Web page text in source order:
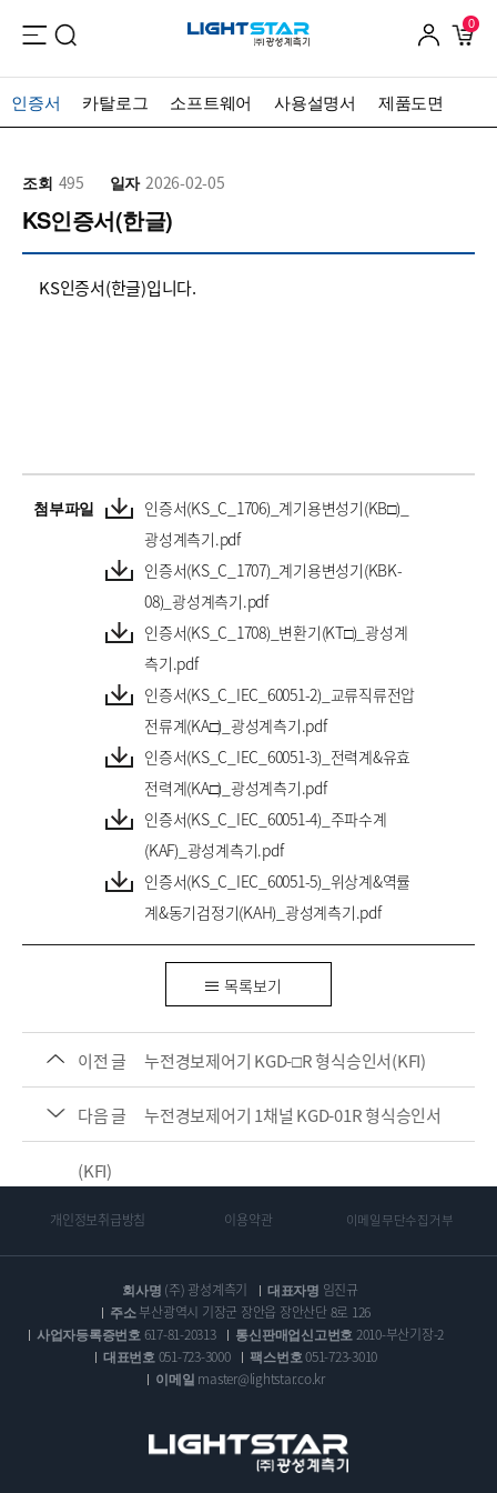
0
인증서 카탈로그 소프트웨어 사용설명서 제품도면
조회 495 일자 2026-02-05
KS인증서(한글)
KS인증서(한글)입니다.
첨부파일
인증서(KS_C_1706)_계기용변성기(KB□)_
광성계측기.pdf
인증서(KS_C_1707)_계기용변성기(KBK-
08)_광성계측기.pdf
인증서(KS_C_1708)_변환기(KT□)_광성계
측기.pdf
인증서(KS_C_IEC_60051-2)_교류직류전압
전류계(KA□)_광성계측기.pdf
인증서(KS_C_IEC_60051-3)_전력계&유효
전력계(KA□)_광성계측기.pdf
인증서(KS_C_IEC_60051-4)_주파수계
(KAF)_광성계측기.pdf
인증서(KS_C_IEC_60051-5)_위상계&역률
계&동기검정기(KAH)_광성계측기.pdf
목록보기
이전 글 누전경보제어기 KGD-□R 형식승인서(KFI)
다음 글 누전경보제어기 1채널 KGD-01R 형식승인서
(KFI)
개인정보취급방침 이용약관 이메일무단수집거부
회사명 (주) 광성계측기 대표자명 임진규
주소부산광역시 기장군 장안읍 장안산단 8로 126
사업자등록증번호 617-81-20313 통신판매업신고번호 2010-부산기장-2
대표번호 051-723-3000 팩스번호051-723-3010
이메일 master@lightstar.co.kr